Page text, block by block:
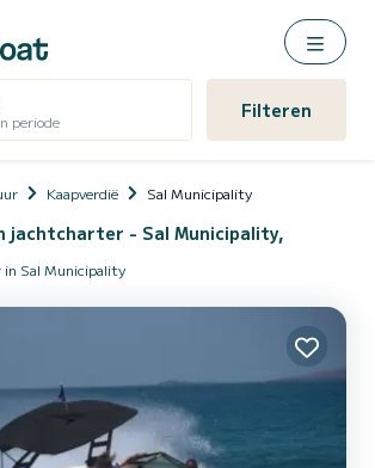
periode Filteren
Kaapverdië Sal Municipality
jachtcharter - Sal Municipality,
in Sal Municipality